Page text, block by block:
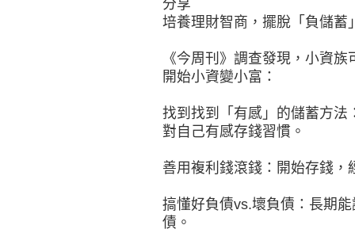
分享
培養理財智商，擺脫「負儲蓄
《今周刊》調查發現，小資
開始小資變小富：
找到找到「有感」的儲蓄方法
對自己有感存錢習慣。
善用複利錢滾錢：開始存錢
搞懂好負債vs.壞負債：長期
債。